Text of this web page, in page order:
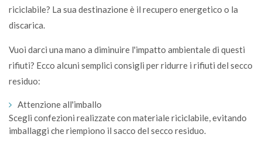
riciclabile? La sua destinazione è il recupero energetico o la
discarica.
Vuoi darci una mano a diminuire l'impatto ambientale di questi
rifiuti? Ecco alcuni semplici consigli per ridurre i rifiuti del secco
residuo:
Attenzione all'imballo
Scegli confezioni realizzate con materiale riciclabile, evitando
imballaggi che riempiono il sacco del secco residuo.